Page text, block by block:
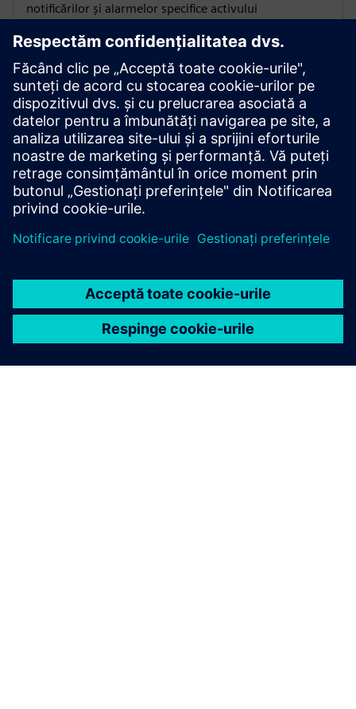
notificărilor și alarmelor specifice activului
Sprijin legat de active
Accesați informații de asistență și de contact legate de
active